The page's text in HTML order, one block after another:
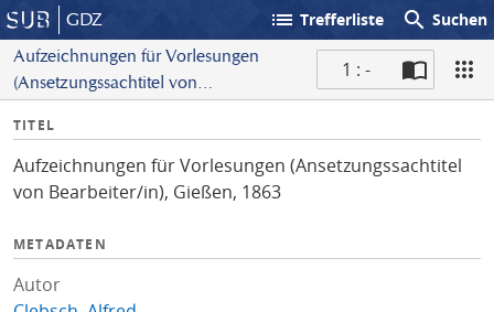
GDZ list Trefferliste search Suchen
Aufzeichnungen für Vorlesungen
(Ansetzungssachtitel von
1 : -
I
f
o
TITEL
Aufzeichnungen für Vorlesungen (Ansetzungssachtitel
von Bearbeiter/in), Gießen, 1863
METADATEN
Autor